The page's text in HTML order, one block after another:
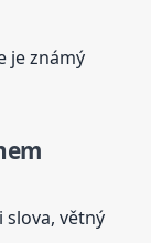
je známý
větný